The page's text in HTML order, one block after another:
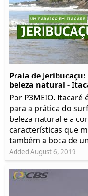
Praia de
beleza natural -
Por P3MEIO. Itacaré
para a prática do
beleza natural e a
características que
também a boca de
Added August 6, 2019